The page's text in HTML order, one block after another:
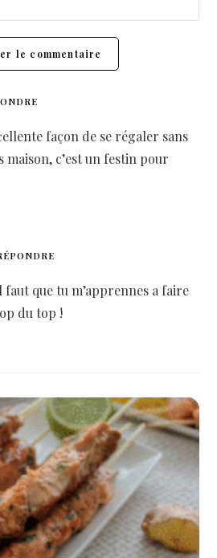
façon de se régaler sans
maison, c’est un festin pour
que tu m’apprennes a faire
du top !